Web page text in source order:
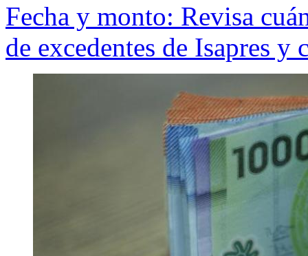
Fecha y monto: Revisa
de excedentes de Isapres